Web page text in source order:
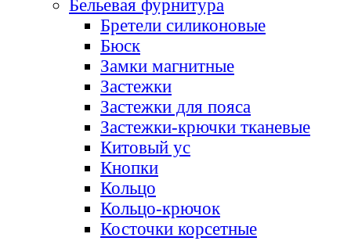
Бельевая фурнитура
Бретели силиконовые
Бюск
Замки магнитные
Застежки
Застежки для пояса
Застежки-крючки тканевые
Китовый ус
Кнопки
Кольцо
Кольцо-крючок
Косточки корсетные